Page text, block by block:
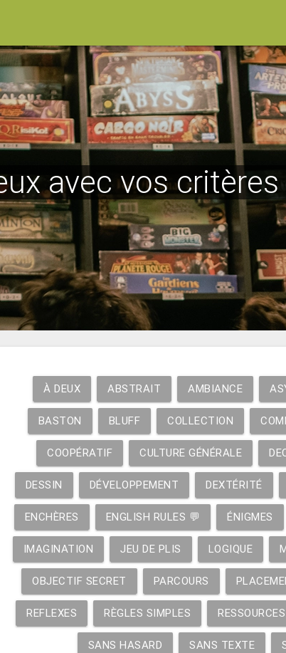
avec vos critères
À DEUX ABSTRAIT AMBIANCE
BASTON BLUFF COLLECTION
COOPÉRATIF CULTURE GÉNÉRALE
DESSIN DÉVELOPPEMENT DEXTÉRITÉ
ENCHÈRES ENGLISH RULES 💬 ÉNIGMES
IMAGINATION JEU DE PLIS LOGIQUE
OBJECTIF SECRET PARCOURS
REFLEXES RÈGLES SIMPLES RESSOURCES
SANS HASARD SANS TEXTE